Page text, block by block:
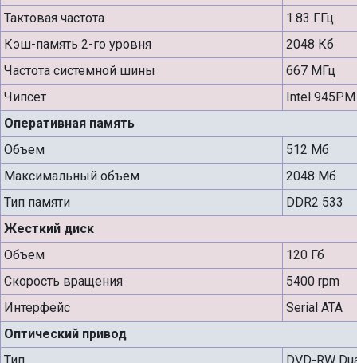
Тактовая частота
1.83 ГГц
Кэш-память 2-го уровня
2048 Кб
Частота системной шины
667 МГц
Чипсет
Intel 945PM
Оперативная память
Объем
512 Мб
Максимальный объем
2048 Мб
Тип памяти
DDR2 533
Жесткий диск
Объем
120 Гб
Скорость вращения
5400 rpm
Интерфейс
Serial ATA
Оптический привод